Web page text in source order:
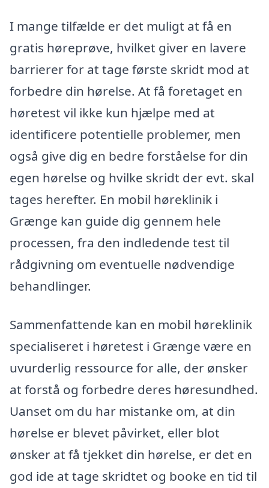
I mange tilfælde er det muligt at få en
gratis høreprøve, hvilket giver en lavere
barrierer for at tage første skridt mod at
forbedre din hørelse. At få foretaget en
høretest vil ikke kun hjælpe med at
identificere potentielle problemer, men
også give dig en bedre forståelse for din
egen hørelse og hvilke skridt der evt. skal
tages herefter. En mobil høreklinik i
Grænge kan guide dig gennem hele
processen, fra den indledende test til
rådgivning om eventuelle nødvendige
behandlinger.
Sammenfattende kan en mobil høreklinik
specialiseret i høretest i Grænge være en
uvurderlig ressource for alle, der ønsker
at forstå og forbedre deres høresundhed.
Uanset om du har mistanke om, at din
hørelse er blevet påvirket, eller blot
ønsker at få tjekket din hørelse, er det en
god ide at tage skridtet og booke en tid til